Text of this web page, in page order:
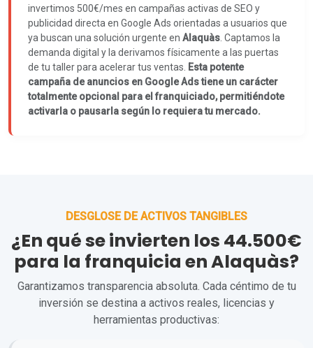
invertimos 500€/mes en campañas activas de SEO y
publicidad directa en Google Ads orientadas a usuarios que
ya buscan una solución urgente en Alaquàs . Captamos la
demanda digital y la derivamos físicamente a las puertas
de tu taller para acelerar tus ventas.
Esta potente
campaña de anuncios en Google Ads tiene un carácter
totalmente opcional para el franquiciado, permitiéndote
activarla o pausarla según lo requiera tu mercado.
DESGLOSE DE ACTIVOS TANGIBLES
¿En qué se invierten los 44.500€
para la franquicia en Alaquàs?
Garantizamos transparencia absoluta. Cada céntimo de tu
inversión se destina a activos reales, licencias y
herramientas productivas: